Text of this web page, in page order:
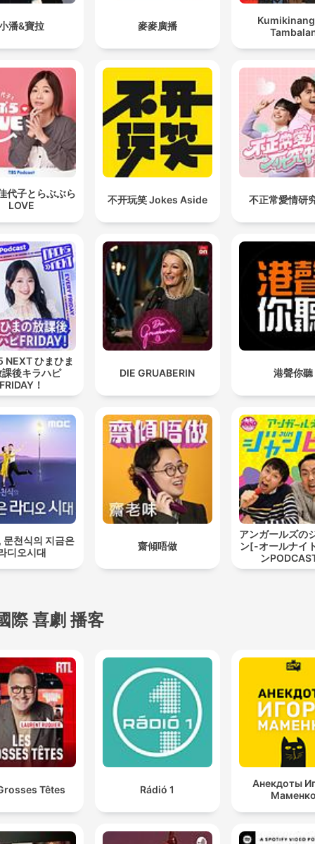
00:11:59 · O narrador explica o motivo da viagem de saúde
realizada com o seu avô.
A aplicação chama-se Sailor e está disponível
com 15% de desconto através do link da minha bio.
00:13:35 · O apresentador faz uma promoção de uma
de internet para viajantes.
潘&寶拉 麥麥廣播
代子とらぶぶら
LOVE
不开玩笑 Jokes Aside 不正常愛情研
NEXT ひまひま
後キラハピ
FRIDAY！
DIE GRUABERIN 港聲你聽
문천식의 지금은
디오시대
齋傾唔做
アンガールズの
ン[-オールナイ
ン
際 喜劇 播客
Têtes Rádió 1
Анекдоты
Маменко